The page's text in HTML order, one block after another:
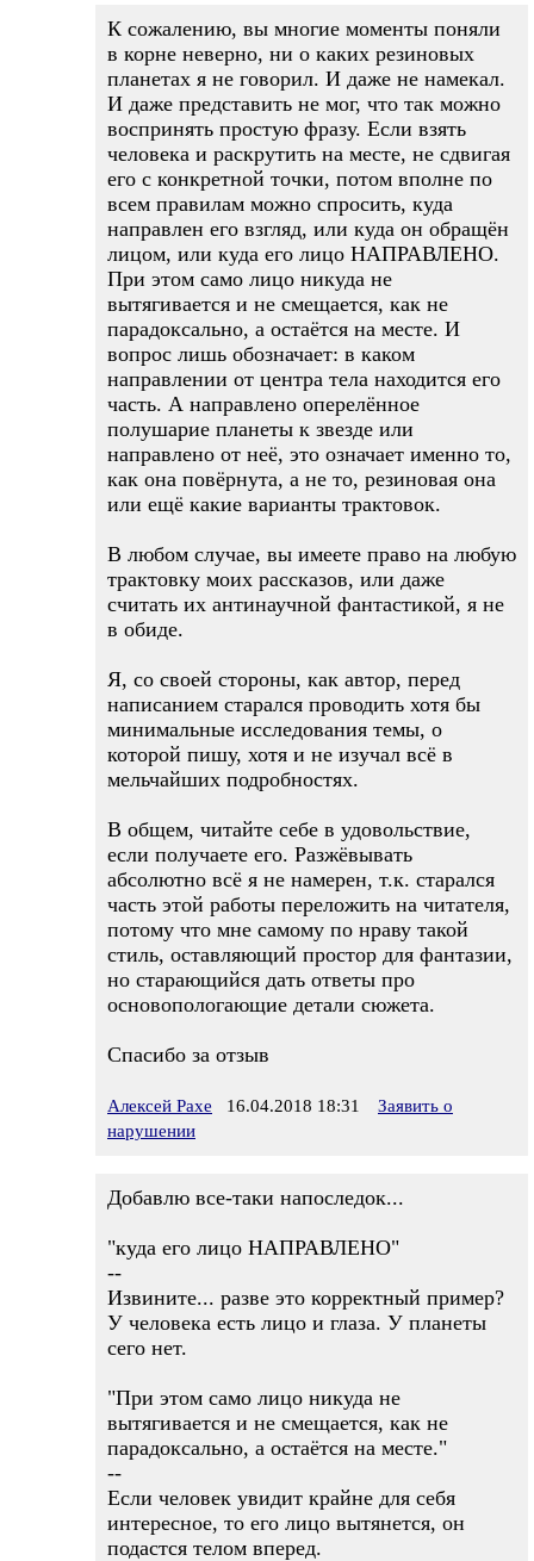
К сожалению, вы многие моменты поняли
в корне неверно, ни о каких резиновых
планетах я не говорил. И даже не намекал.
И даже представить не мог, что так можно
воспринять простую фразу. Если взять
человека и раскрутить на месте, не сдвигая
его с конкретной точки, потом вполне по
всем правилам можно спросить, куда
направлен его взгляд, или куда он обращён
лицом, или куда его лицо НАПРАВЛЕНО.
При этом само лицо никуда не
вытягивается и не смещается, как не
парадоксально, а остаётся на месте. И
вопрос лишь обозначает: в каком
направлении от центра тела находится его
часть. А направлено оперелённое
полушарие планеты к звезде или
направлено от неё, это означает именно то,
как она повёрнута, а не то, резиновая она
или ещё какие варианты трактовок.
В любом случае, вы имеете право на любую
трактовку моих рассказов, или даже
считать их антинаучной фантастикой, я не
в обиде.
Я, со своей стороны, как автор, перед
написанием старался проводить хотя бы
минимальные исследования темы, о
которой пишу, хотя и не изучал всё в
мельчайших подробностях.
В общем, читайте себе в удовольствие,
если получаете его. Разжёвывать
абсолютно всё я не намерен, т.к. старался
часть этой работы переложить на читателя,
потому что мне самому по нраву такой
стиль, оставляющий простор для фантазии,
но старающийся дать ответы про
основопологающие детали сюжета.
Спасибо за отзыв
Алексей Рахе 16.04.2018 18:31
Заявить о
нарушении
Добавлю все-таки напоследок...
"куда его лицо НАПРАВЛЕНО"
--
Извините... разве это корректный пример?
У человека есть лицо и глаза. У планеты
сего нет.
"При этом само лицо никуда не
вытягивается и не смещается, как не
парадоксально, а остаётся на месте."
--
Если человек увидит крайне для себя
интересное, то его лицо вытянется, он
подастся телом вперед.